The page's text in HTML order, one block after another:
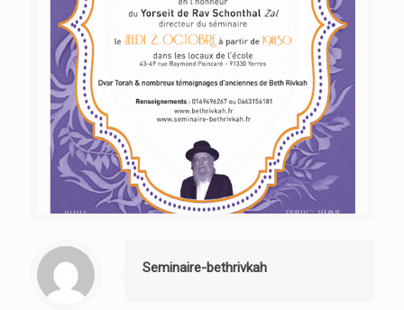
Seminaire-bethrivkah